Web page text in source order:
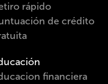
rápido
de crédito
financiera